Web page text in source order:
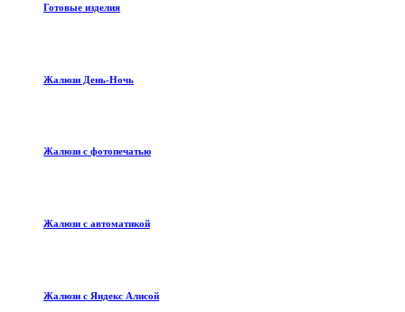
Готовые изделия
Жалюзи День-Ночь
Жалюзи с фотопечатью
Жалюзи с автоматикой
Жалюзи с Яндекс Алисой